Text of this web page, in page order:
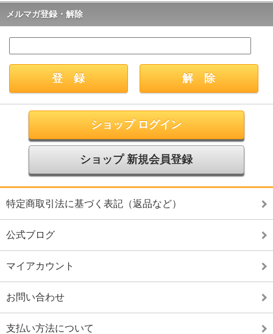
メルマガ登録・解除
ショップ ログイン
ショップ 新規会員登録
特定商取引法に基づく表記（返品など）
公式ブログ
マイアカウント
お問い合わせ
支払い方法について